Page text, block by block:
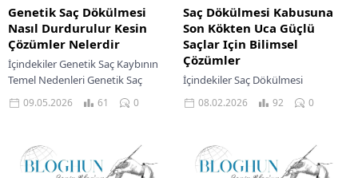
Genetik Saç Dökülmesi
Nasıl Durdurulur Kesin
Çözümler Nelerdir
İçindekiler Genetik Saç Kaybının
Temel Nedenleri Genetik Saç
Dökülmesi İçin Etkili Tedaviler
Doğal Desteklerle Saç Sağlığını
09.05.2026 61 0
Saç Dökülmesi Kabusuna
Son Kökten Uca Güçlü
Saçlar Için Bilimsel
Çözümler
İçindekiler Saç Dökülmesi
Kabusuna Son: Kökten Uca Güçlü
Saçlar İçin Bilimsel Çözümler Saç
Mekanizmaları Bitkisel Kürler...
08.02.2026 92 0